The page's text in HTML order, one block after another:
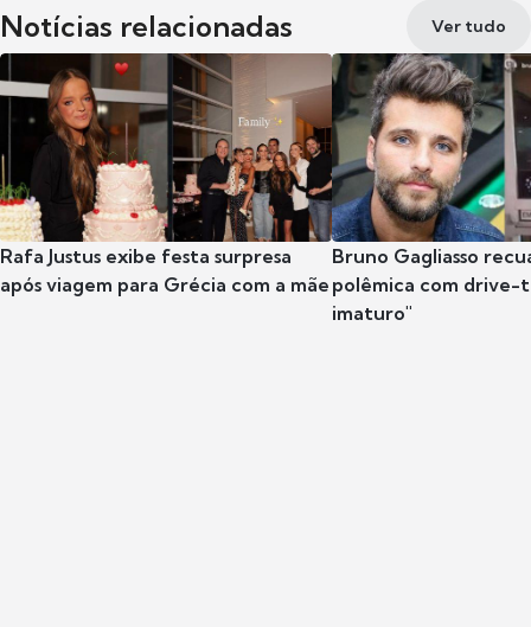
Notícias relacionadas Ver tudo
Rafa Justus exibe festa surpresa
após viagem para Grécia com a mãe
Bruno Gagliasso
polêmica com drive-
imaturo"